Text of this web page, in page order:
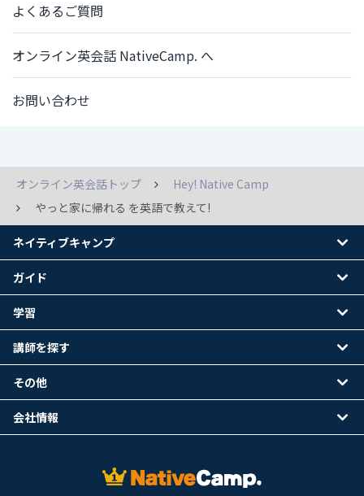
よくあるご質問
オンライン英会話 NativeCamp. へ
お問い合わせ
オンライン英会話トップ
Hey! Native Camp
やっと家に帰れる を英語で教えて!
ネイティブキャンプ
ガイド
学習
講師を探す
その他
会社情報